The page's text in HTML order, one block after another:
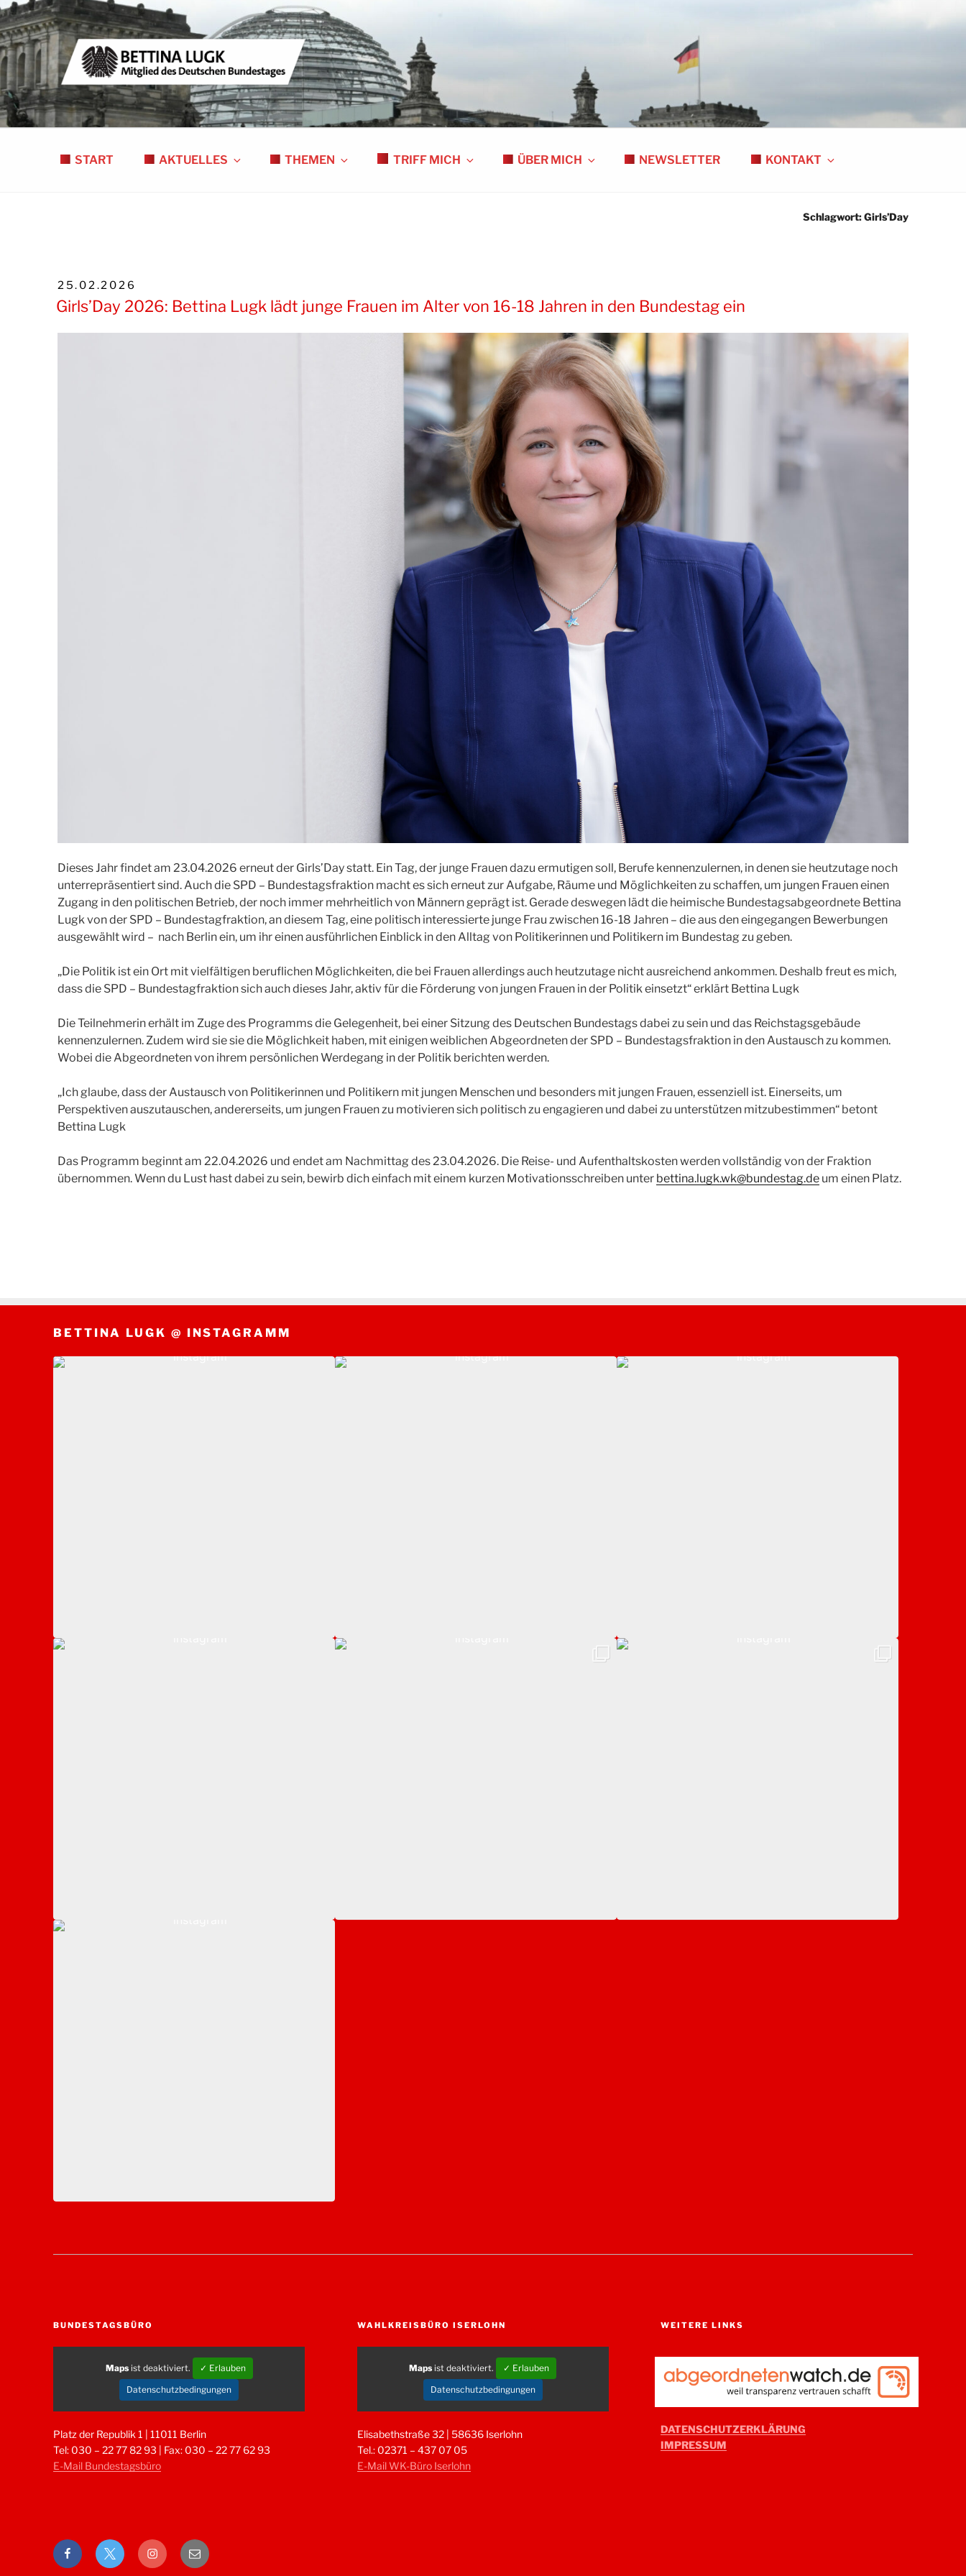
Zum
Inhalt
springen
BETTINA LUGK
MITGLIED DES DEUTSCHEN BUNDESTAGES
START AKTUELLES THEMEN TRIFF MICH ÜBER MICH NEWSLETTER KONTAKT
Schlagwort:Girls’Day
VERÖFFENTLICHT
AM
25.02.2026
Girls’Day 2026: Bettina Lugk lädt junge Frauen im Alter von 16-18 Jahren in den Bundestag ein
Dieses Jahr findet am 23.04.2026 erneut der Girls’Day statt. Ein Tag, der junge Frauen dazu ermutigen soll, Berufe kennenzulernen, in denen sie heutzutage noch
unterrepräsentiert sind. Auch die SPD – Bundestagsfraktion macht es sich erneut zur Aufgabe, Räume und Möglichkeiten zu schaffen, um jungen Frauen einen
Zugang in den politischen Betrieb, der noch immer mehrheitlich von Männern geprägt ist. Gerade deswegen lädt die heimische Bundestagsabgeordnete Bettina
Lugk von der SPD – Bundestagfraktion, an diesem Tag, eine politisch interessierte junge Frau zwischen 16-18 Jahren – die aus den eingegangen Bewerbungen
ausgewählt wird – nach Berlin ein, um ihr einen ausführlichen Einblick in den Alltag von Politikerinnen und Politikern im Bundestag zu geben.
„Die Politik ist ein Ort mit vielfältigen beruflichen Möglichkeiten, die bei Frauen allerdings auch heutzutage nicht ausreichend ankommen. Deshalb freut es mich,
dass die SPD – Bundestagfraktion sich auch dieses Jahr, aktiv für die Förderung von jungen Frauen in der Politik einsetzt“ erklärt Bettina Lugk
Die Teilnehmerin erhält im Zuge des Programms die Gelegenheit, bei einer Sitzung des Deutschen Bundestags dabei zu sein und das Reichstagsgebäude
kennenzulernen. Zudem wird sie sie die Möglichkeit haben, mit einigen weiblichen Abgeordneten der SPD – Bundestagsfraktion in den Austausch zu kommen.
Wobei die Abgeordneten von ihrem persönlichen Werdegang in der Politik berichten werden.
„Ich glaube, dass der Austausch von Politikerinnen und Politikern mit jungen Menschen und besonders mit jungen Frauen, essenziell ist. Einerseits, um
Perspektiven auszutauschen, andererseits, um jungen Frauen zu motivieren sich politisch zu engagieren und dabei zu unterstützen mitzubestimmen“ betont
Bettina Lugk
Das Programm beginnt am 22.04.2026 und endet am Nachmittag des 23.04.2026. Die Reise- und Aufenthaltskosten werden vollständig von der Fraktion
übernommen. Wenn du Lust hast dabei zu sein, bewirb dich einfach mit einem kurzen Motivationsschreiben unter bettina.lugk.wk@bundestag.de um einen Platz.
BETTINA LUGK @ INSTAGRAMM
BUNDESTAGSBÜRO
Mapsist deaktiviert.
✓ Erlauben
Datenschutzbedingungen
Platz der Republik 1 | 11011 Berlin
Tel: 030 – 22 77 82 93 | Fax: 030 – 22 77 62 93
E-Mail Bundestagsbüro
WAHLKREISBÜRO ISERLOHN
Maps ist deaktiviert.
✓ Erlauben
Datenschutzbedingungen
Elisabethstraße 32 | 58636 Iserlohn
Tel.: 02371 – 437 07 05
E-Mail WK-Büro Iserlohn
WEITERE LINKS
DATENSCHUTZERKLÄRUNG
IMPRESSUM
FacebookTwitter Instagram
E-
Mail